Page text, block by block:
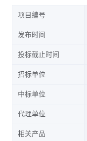
项目编号
发布时间
投标截止时间
招标单位
中标单位
代理单位
相关产品